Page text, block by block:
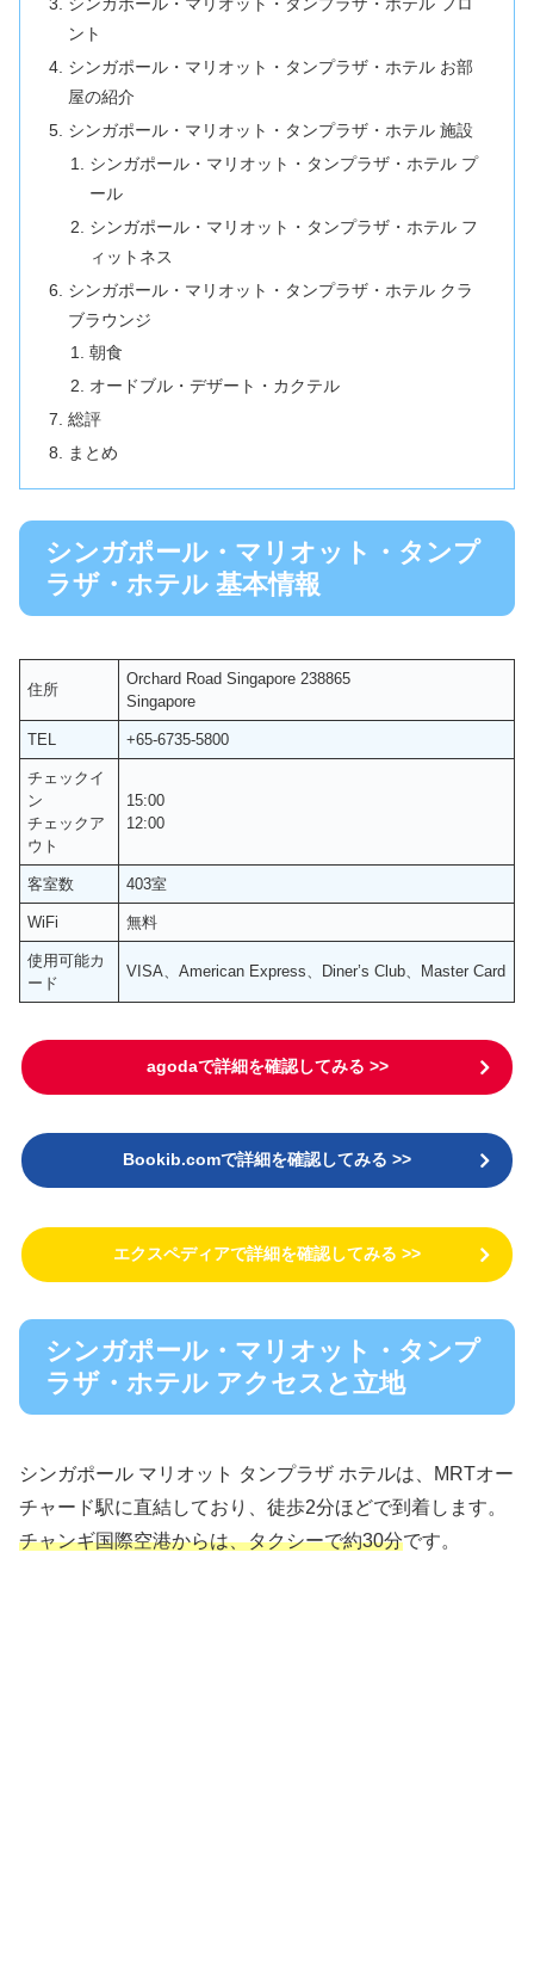
シンガポール・マリオット・タンプラザ・ホテル フロ
ント
シンガポール・マリオット・タンプラザ・ホテル お部
屋の紹介
シンガポール・マリオット・タンプラザ・ホテル 施設
シンガポール・マリオット・タンプラザ・ホテル プ
ール
シンガポール・マリオット・タンプラザ・ホテル フ
ィットネス
シンガポール・マリオット・タンプラザ・ホテル クラ
ブラウンジ
朝食
オードブル・デザート・カクテル
総評
まとめ
シンガポール・マリオット・タンプ
ラザ・ホテル 基本情報
住所
Orchard Road Singapore 238865
Singapore
TEL +65-6735-5800
チェックイ
ン
チェックア
ウト
15:00
12:00
客室数 403室
WiFi 無料
使用可能カ
ード
VISA、American Express、Diner’s Club、Master Card
agodaで詳細を確認してみる >>
Bookib.comで詳細を確認してみる >>
エクスペディアで詳細を確認してみる >>
シンガポール・マリオット・タンプ
ラザ・ホテル アクセスと立地
シンガポール マリオット タンプラザ ホテルは、MRTオー
チャード駅に直結しており、徒歩2分ほどで到着します。
チャンギ国際空港からは、タクシーで約30分です。